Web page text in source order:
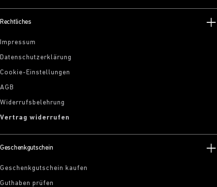
Rechtliches
Impressum
Datenschutzerklärung
Cookie-Einstellungen
AGB
Widerrufsbelehrung
Vertrag widerrufen
Geschenkgutschein
Geschenkgutschein kaufen
Guthaben prüfen